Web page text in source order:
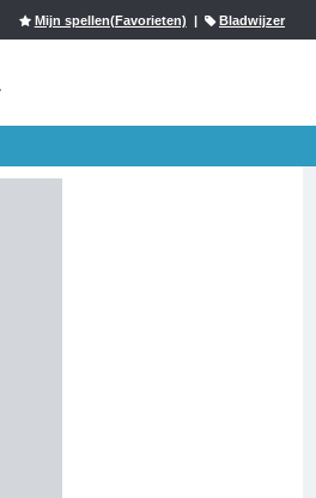
Mijn spellen(Favorieten) | Bladwijzer